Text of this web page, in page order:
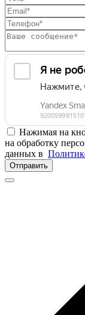
Нажимая на
на обработку
данных в
Отправить